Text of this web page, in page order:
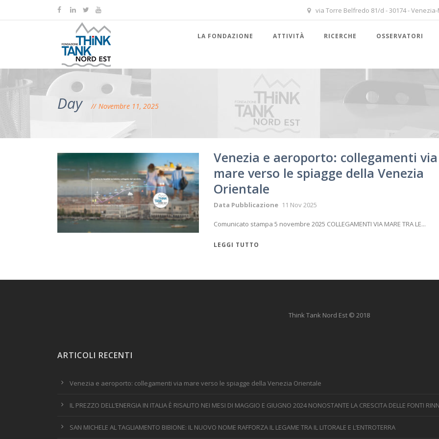
via Torre Belfredo 81/d - 30174 -
LA FONDAZIONE ATTIVITÀ RICERCHE OSSERVATORI
Day Novembre 11, 2025
Venezia e aeroporto: collegamenti via
mare verso le spiagge della Venezia
Orientale
Data Pubblicazione 11 Nov 2025
Comunicato stampa 5 novembre 2025 COLLEGAMENTI VIA MARE TRA LE...
LEGGI TUTTO
Think Tank Nord Est © 2018
ARTICOLI RECENTI
Venezia e aeroporto: collegamenti via mare verso le spiagge della Venezia Orientale
IL PREZZO DELL’ENERGIA IN ITALIA È RISALITO NEI MESI DI MAGGIO E GIUGNO 2024 NONOSTANTE LA CRESCITA DELLE FONTI
SAN MICHELE AL TAGLIAMENTO BIBIONE: IL NUOVO NOME RAFFORZA IL LEGAME TRA IL LITORALE E L’ENTROTERRA